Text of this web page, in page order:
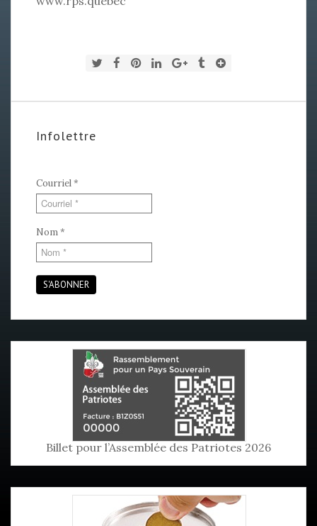
Infolettre
Courriel*
Nom*
S'ABONNER
Billet pour l’Assemblée des Patriotes 2026